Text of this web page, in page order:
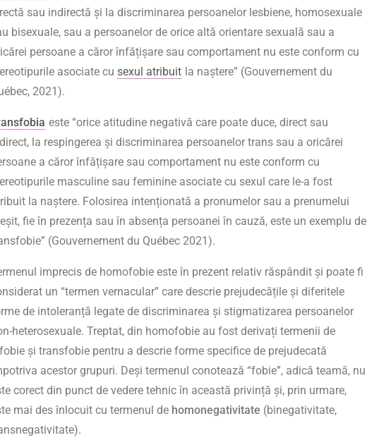
sau indirectă și la discriminarea persoanelor lesbiene, homosexuale
bisexuale, sau a persoanelor de orice altă orientare sexuală sau a
persoane a căror înfățișare sau comportament nu este conform cu
asociate cusexul atribuit la naștere” (Gouvernement du
2021).
este “orice atitudine negativă care poate duce, direct sau
la respingerea și discriminarea persoanelor trans sau a oricărei
a căror înfățișare sau comportament nu este conform cu
masculine sau feminine asociate cu sexul care le-a fost
la naștere. Folosirea intenționată a pronumelor sau a prenumelui
fie în prezența sau în absența persoanei în cauză, este un exemplu de
(Gouvernement du Québec 2021).
imprecis de homofobie este în prezent relativ răspândit și poate fi
un “termen vernacular” care descrie prejudecățile și diferitele
de intoleranță legate de discriminarea și stigmatizarea persoanelor
heterosexuale. Treptat, din homofobie au fost derivați termenii de
și transfobie pentru a descrie forme specifice de prejudecată
acestor grupuri. Deși termenul conotează “fobie”, adică teamă, nu
corect din punct de vedere tehnic în această privință și, prin urmare,
mai des înlocuit cu termenul de homonegativitate (binegativitate,